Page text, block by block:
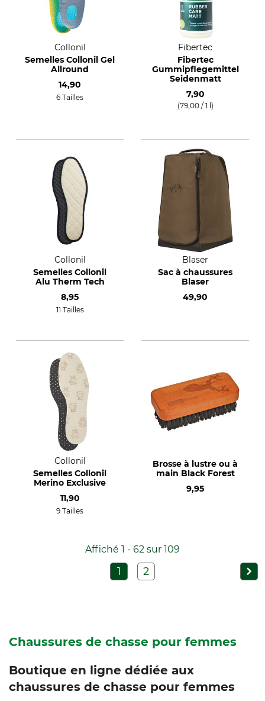
Collonil
Semelles Collonil Gel
Allround
14,90
6 Tailles
Fibertec
Fibertec
Gummipflegemittel
Seidenmatt
7,90
(79,00 / 1 l)
Collonil
Semelles Collonil
Alu Therm Tech
8,95
11 Tailles
Blaser
Sac à chaussures
Blaser
49,90
Collonil
Semelles Collonil
Merino Exclusive
11,90
9 Tailles
Brosse à lustre ou à
main Black Forest
9,95
Affiché 1 - 62 sur 109
1 2
Chaussures de chasse pour femmes
Boutique en ligne dédiée aux
chaussures de chasse pour femmes